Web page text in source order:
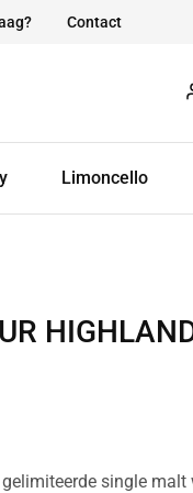
Contact
Limoncello
single malt